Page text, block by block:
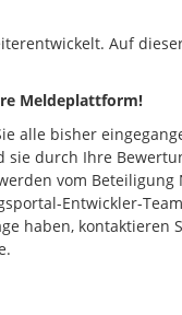
Auf
Meldeplattform!
alle bisher
durch Ihre
vom Beteiligung
Entwickler-
haben, kontaktieren